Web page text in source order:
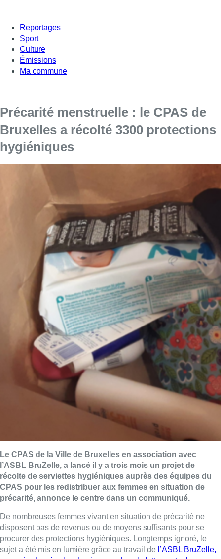
Reportages
Sport
Culture
Émissions
Ma commune
Précarité menstruelle : le CPAS de
Bruxelles a récolté 3300 protections
hygiéniques
Le CPAS de la Ville de Bruxelles en association avec
l’ASBL BruZelle, a lancé il y a trois mois un projet de
récolte de serviettes hygiéniques auprès des équipes du
CPAS pour les redistribuer aux femmes en situation de
précarité, annonce le centre dans un communiqué.
De nombreuses femmes vivant en situation de précarité ne
disposent pas de revenus ou de moyens suffisants pour se
procurer des protections hygiéniques. Longtemps ignoré, le
sujet a été mis en lumière grâce au travail de l’ASBL BruZelle,